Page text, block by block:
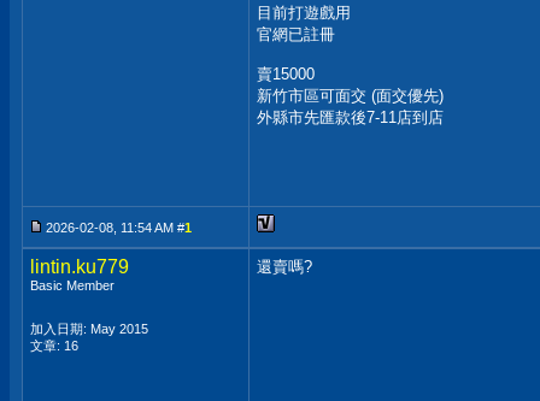
目前打遊戲用
官網已註冊
賣15000
新竹市區可面交 (面交優先)
外縣市先匯款後7-11店到店
2026-02-08, 11:54 AM #1
lintin.ku779
Basic Member
加入日期: May 2015
文章: 16
還賣嗎?